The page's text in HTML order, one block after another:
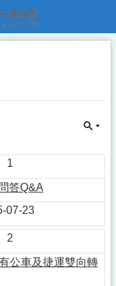
1
答Q&A
07-23
2
公車及捷運雙向轉